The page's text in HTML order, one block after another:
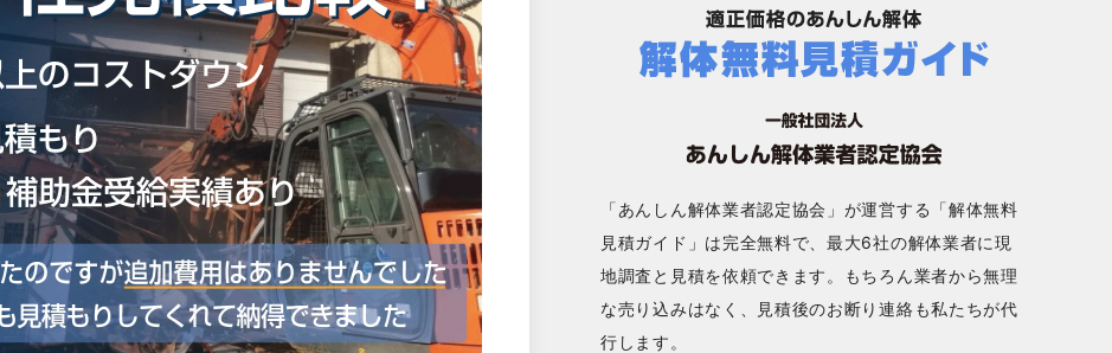
「あんしん解体業者認定協会」が運営する「解体無料
見積ガイド」は完全無料で、最大6社の解体業者に現
地調査と見積を依頼できます。もちろん業者から無理
な売り込みはなく、見積後のお断り連絡も私たちが代
行します。